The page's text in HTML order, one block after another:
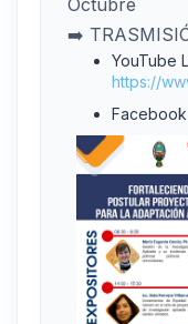
Octubre
➡️
YouTube
https://